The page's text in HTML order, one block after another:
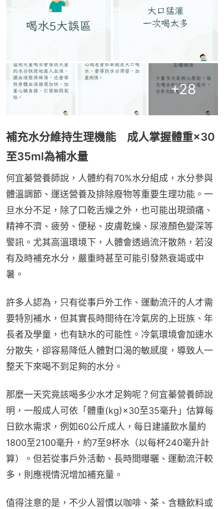
+28
補充水分維持生理機能 成人掌握體重×30
至35ml為補水量
何宜蓁營養師說，人體約有70%水分組成，水分參與
體溫調節、運送營養及排除廢物等重要生理功能。一
旦水分不足，除了口乾舌燥之外，也可能出現頭痛、
精神不濟、疲勞、便秘、皮膚乾燥、尿液顏色變深等
警訊。尤其高溫環境下，人體會透過流汗散熱，若沒
有及時補充水分，嚴重時甚至可能引發熱衰竭或中
暑。
許多人認為，只有從事戶外工作、運動流汗的人才需
要特別補水，但其實長時間待在冷氣房的上班族、年
長者及學童，也有缺水的可能性。冷氣環境會加速水
分散失，卻容易降低人體對口渴的敏感度，導致人一
整天下來喝不到足夠的水分。
那麼一天究竟該喝多少水才足夠呢？何宜蓁營養師說
明，一般成人可依「體重(kg)×30至35毫升」估算每
日飲水需求，例如60公斤成人，每日建議飲水量約
1800至2100毫升，約7至9杯水（以每杯240毫升計
算）。但若從事戶外活動、長時間曝曬、運動流汗較
多，則應視情況增加補充量。
值得注意的是，不少人習慣以咖啡、茶、含糖飲料或